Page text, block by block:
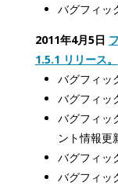
バグフィッ
2011年4月5日
1.5.1 リリース。
バグフィッ
バグフィッ
バグフィッ
ント情報更
バグフィッ
バグフィッ